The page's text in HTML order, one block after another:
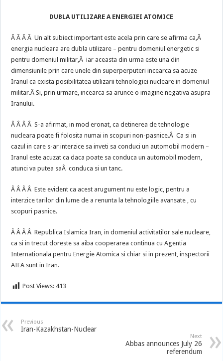
DUBLA UTILIZARE A ENERGIEI ATOMICE
Â Â Â Â Un alt subiect important este acela prin care se afirma ca,Â
energia nucleara are dubla utilizare – pentru domeniul energetic si
pentru domeniul militar,Â iar aceasta din urma este una din
dimensiunile prin care unele din superperputeri incearca sa acuze
Iranul ca exista posibilitatea utilizarii tehnologiei nucleare in domeniul
militar.Â Si, prin urmare, incearca sa arunce o imagine negativa asupra
Iranului.
Â Â Â Â S-a afirmat, in mod eronat, ca detinerea de tehnologie
nucleara poate fi folosita numai in scopuri non-pasnice.Â Ca si in
cazul in care s-ar interzice sa inveti sa conduci un automobil modern –
Iranul este acuzat ca daca poate sa conduca un automobil modern,
atunci va putea saÂ conduca si un tanc.
Â Â Â Â Este evident ca acest arugument nu este logic, pentru a
interzice tarilor din lume de a renunta la tehnologiile avansate , cu
scopuri pasnice.
Â Â Â Â Republica Islamica Iran, in domeniul activitatilor sale nucleare,
ca si in trecut doreste sa aiba cooperarea continua cu Agentia
Internationala pentru Energie Atomica si chiar si in prezent, inspectorii
AIEA sunt in Iran.
Post Views: 413
Previous
Iran-Kazakhstan-Nuclear
Next
Abbas announces July 26
referendum